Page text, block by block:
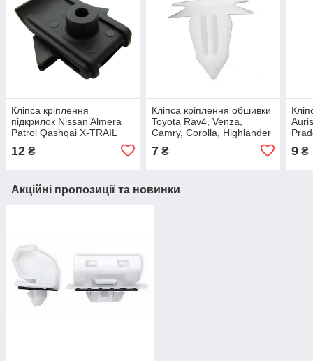
Кліпса кріплення
підкрилок Nissan Almera
Patrol Qashqai X-TRAIL
QX70 QX80 (63848-35f00)
12 ₴
Кліпса кріплення обшивки
Toyota Rav4, Venza,
Camry, Corolla, Highlander
Daihatsu, (отв.8мм)
7₴ 9 ₴
Акційні пропозиції та новинки